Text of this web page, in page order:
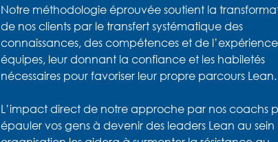
Notre méthodologie éprouvée soutient la
de nos clients par le transfert systématique des
connaissances, des compétences et de
équipes, leur donnant la confiance et les habiletés
nécessaires pour favoriser leur propre parcours Lean.
L’impact direct de notre approche par nos coachs
épauler vos gens à devenir des leaders Lean au